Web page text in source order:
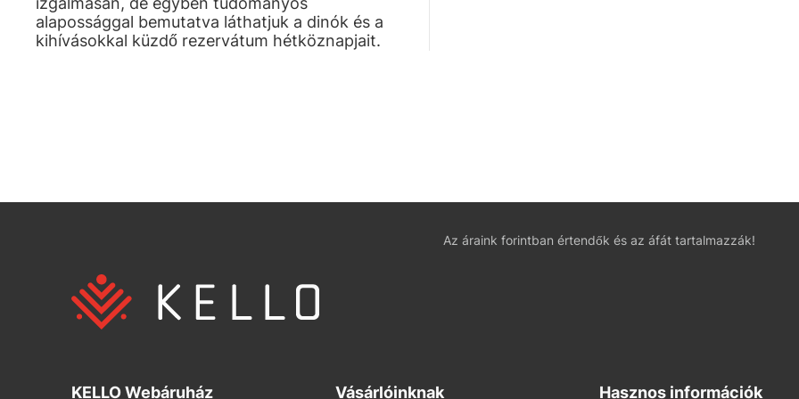
alapossággal bemutatva láthatjuk a dinók és a
kihívásokkal küzdő rezervátum hétköznapjait.
Az áraink forintban értendők és az áfát tartalmazzák!
KELLO Webáruház Vásárlóinknak Hasznos információk